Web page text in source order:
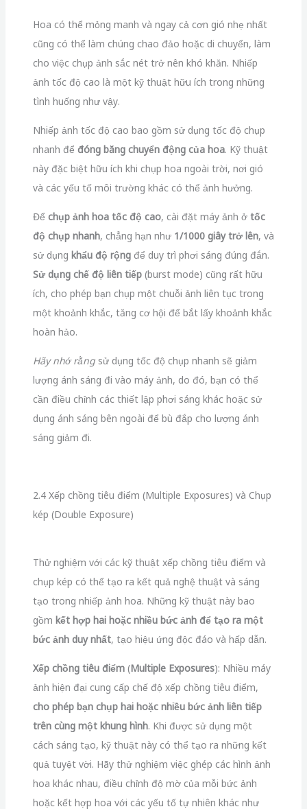
Hoa có thể mỏng manh và ngay cả cơn gió nhẹ nhất
cũng có thể làm chúng chao đảo hoặc di chuyển, làm
cho việc chụp ảnh sắc nét trở nên khó khăn. Nhiếp
ảnh tốc độ cao là một kỹ thuật hữu ích trong những
tình huống như vậy.
Nhiếp ảnh tốc độ cao bao gồm sử dụng tốc độ chụp
nhanh để đóng băng chuyển động của hoa. Kỹ thuật
này đặc biệt hữu ích khi chụp hoa ngoài trời, nơi gió
và các yếu tố môi trường khác có thể ảnh hưởng.
Để chụp ảnh hoa tốc độ cao, cài đặt máy ảnh ởtốc
độ chụp nhanh, chẳng hạn như 1/1000 giây trở lên, và
sử dụng khẩu độ rộngđể duy trì phơi sáng đúng đắn.
Sử dụng chế độ liên tiếp(burst mode) cũng rất hữu
ích, cho phép bạn chụp một chuỗi ảnh liên tục trong
một khoảnh khắc, tăng cơ hội để bắt lấy khoảnh khắc
hoàn hảo.
Hãy nhớ rằngsử dụng tốc độ chụp nhanh sẽ giảm
lượng ánh sáng đi vào máy ảnh, do đó, bạn có thể
cần điều chỉnh các thiết lập phơi sáng khác hoặc sử
dụng ánh sáng bên ngoài để bù đắp cho lượng ánh
sáng giảm đi.
2.4 Xếp chồng tiêu điểm (Multiple Exposures) và Chụp
kép (Double Exposure)
Thử nghiệm với các kỹ thuật xếp chồng tiêu điểm và
chụp kép có thể tạo ra kết quả nghệ thuật và sáng
tạo trong nhiếp ảnh hoa. Những kỹ thuật này bao
gồm kết hợp hai hoặc nhiều bức ảnh để tạo ra một
bức ảnh duy nhất, tạo hiệu ứng độc đáo và hấp dẫn.
Xếp chồng tiêu điểm(Multiple Exposures): Nhiều máy
ảnh hiện đại cung cấp chế độ xếp chồng tiêu điểm,
cho phép bạn chụp hai hoặc nhiều bức ảnh liên tiếp
trên cùng một khung hình. Khi được sử dụng một
cách sáng tạo, kỹ thuật này có thể tạo ra những kết
quả tuyệt vời. Hãy thử nghiệm việc ghép các hình ảnh
hoa khác nhau, điều chỉnh độ mờ của mỗi bức ảnh
hoặc kết hợp hoa với các yếu tố tự nhiên khác như